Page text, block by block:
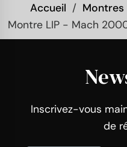
Accueil Montres
Montre LIP - Mach
Inscrivez-vous
de